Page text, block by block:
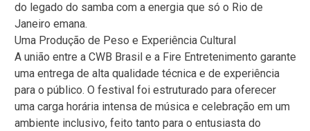
do legado do samba com a energia que só o Rio de
Janeiro emana.
Uma Produção de Peso e Experiência Cultural
A união entre a CWB Brasil e a Fire Entretenimento garante
uma entrega de alta qualidade técnica e de experiência
para o público. O festival foi estruturado para oferecer
uma carga horária intensa de música e celebração em um
ambiente inclusivo, feito tanto para o entusiasta do